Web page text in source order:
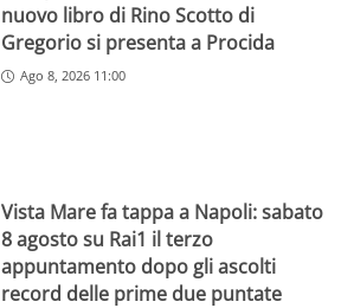
nuovo libro di Rino Scotto di
Gregorio si presenta a Procida
Ago 8, 2026 11:00
Vista Mare fa tappa a Napoli: sabato
8 agosto su Rai1 il terzo
appuntamento dopo gli ascolti
record delle prime due puntate